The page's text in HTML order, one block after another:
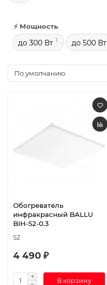
⚡ Мощность
до 300 Вт 1 до 500 Вт
Обогреватель
инфракрасный BALLU
BIH-S2-0.3
S2
4 490 ₽
В корзину